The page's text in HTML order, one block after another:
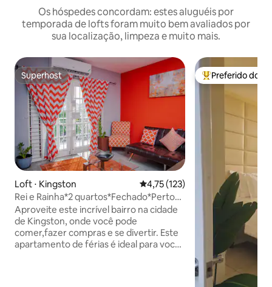
Os hóspedes concordam: estes aluguéis por
temporada de lofts foram muito bem avaliados por
sua localização, limpeza e muito mais.
Superhost
Superhost
Loft ⋅ Kingston 4,75 de uma avaliação média de
4,75 (123)
Rei e Rainha*2 quartos*Fechado*Perto
de Devon House*Wi-Fi
Aproveite este incrível bairro na cidade
de Kingston, onde você pode
comer,fazer compras e se divertir. Este
apartamento de férias é ideal para você
Entre os
Preferido dos